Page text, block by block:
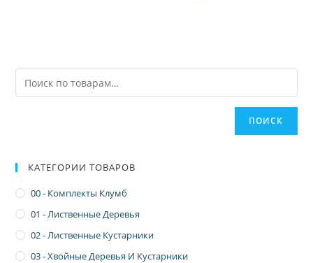
ПОИСК
КАТЕГОРИИ ТОВАРОВ
00 - Комплекты Клумб
01 - Лиственные Деревья
02 - Лиственные Кустарники
03 - Хвойные Деревья И Кустарники